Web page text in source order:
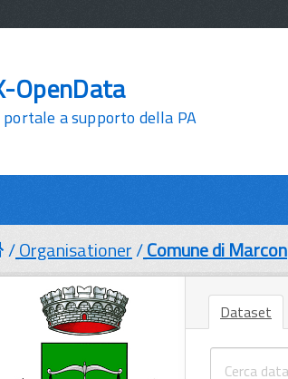
OpenData
a supporto della PA
Organisationer Comune di Marcon
Dataset